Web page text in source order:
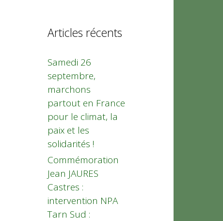
Articles récents
Samedi 26
septembre,
marchons
partout en France
pour le climat, la
paix et les
solidarités !
Commémoration
Jean JAURES
Castres :
intervention NPA
Tarn Sud :